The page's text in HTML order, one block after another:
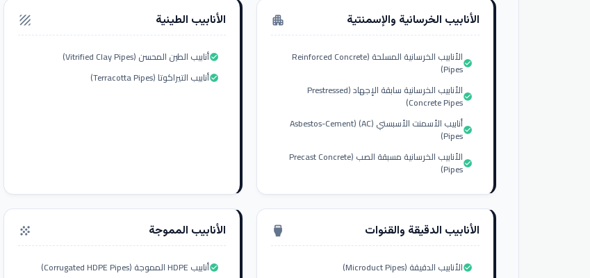
الأنابيب الخرسانية والإسمنتية apartment
الأنابيب الخرسانية المسلحة (Reinforced Concrete
Pipes)check_circle
الأنابيب الخرسانية سابقة الإجهاد (Prestressed
Concrete Pipes)check_circle
أنابيب الأسمنت الأسبستي (AC) (Asbestos-Cement
Pipes)check_circle
الأنابيب الخرسانية مسبقة الصب (Precast Concrete
Pipes)check_circle
الأنابيب الطينية texture
أنابيب الطين المحسن (Vitrified Clay Pipes)check_circle
أنابيب التيراكوتا (Terracotta Pipes)check_circle
الأنابيب الدقيقة والقنوات settings_input_hdmi
الأنابيب الدقيقة (Microduct Pipes)check_circle
الأنابيب المموجة grain
أنابيب HDPE المموجة (Corrugated HDPE Pipes)check_circle